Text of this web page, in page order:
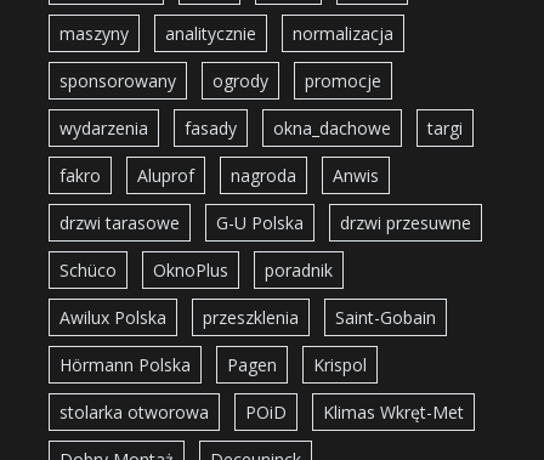
maszyny analitycznie normalizacja
sponsorowany ogrody promocje
wydarzenia fasady okna_dachowe targi
fakro Aluprof nagroda Anwis
drzwi tarasowe G-U Polska drzwi przesuwne
Schüco OknoPlus poradnik
Awilux Polska przeszklenia Saint-Gobain
Hörmann Polska Pagen Krispol
stolarka otworowa POiD Klimas Wkręt-Met